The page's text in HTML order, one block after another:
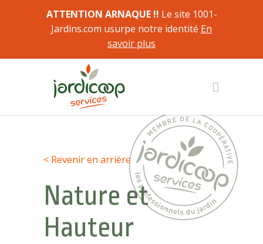
ATTENTION ARNAQUE !! Le site 1001-
Jardins.com usurpe notre identité En
savoir plus
< Revenir en arrière
Nature et
Hauteur